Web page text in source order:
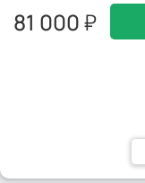
81 000